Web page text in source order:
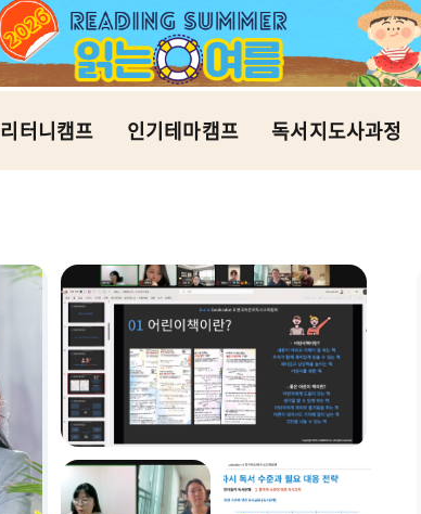
리터니캠프 인기테마캠프 독서지도사과정